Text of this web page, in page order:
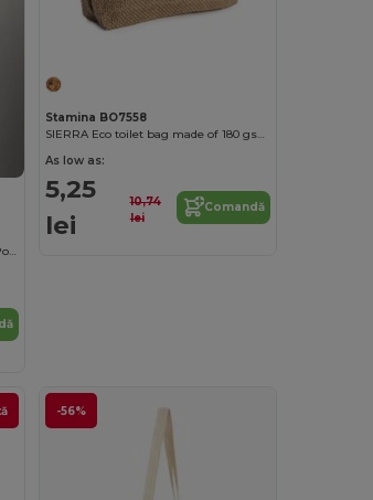
Premium Chef Apron with Double Pocket and Tie-Straps
Stamina BO7558
As low as:
5,25
lei
10,74
lei
Comandă
-56%